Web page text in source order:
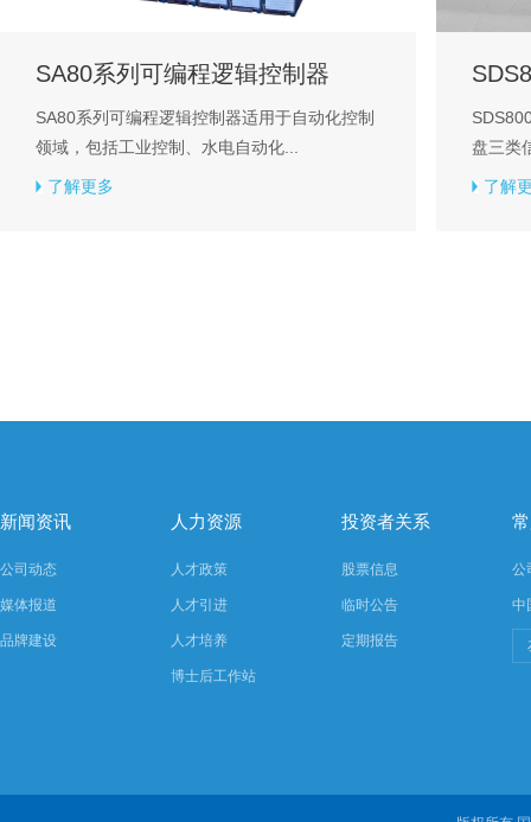
SA80系列可编程逻辑控制器
SA80系列可编程逻辑控制器适用于自动化控制
领域，包括工业控制、水电自动化...
了解更多
盘三类
了解
新闻资讯
公司动态
媒体报道
品牌建设
人力资源
人才政策
人才引进
人才培养
博士后工作站
投资者关系
股票信息
临时公告
定期报告
公
中